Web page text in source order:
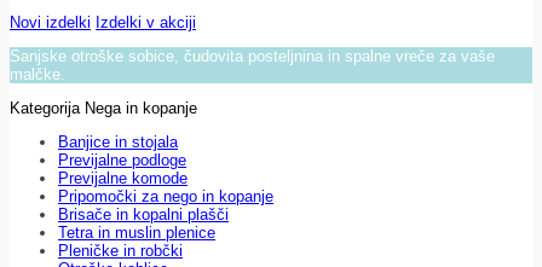
Novi izdelki Izdelki v akciji
Sanjske otroške sobice, čudovita posteljnina in spalne vreče za vaše
malčke.
Kategorija Nega in kopanje
Banjice in stojala
Previjalne podloge
Previjalne komode
Pripomočki za nego in kopanje
Brisače in kopalni plašči
Tetra in muslin plenice
Pleničke in robčki